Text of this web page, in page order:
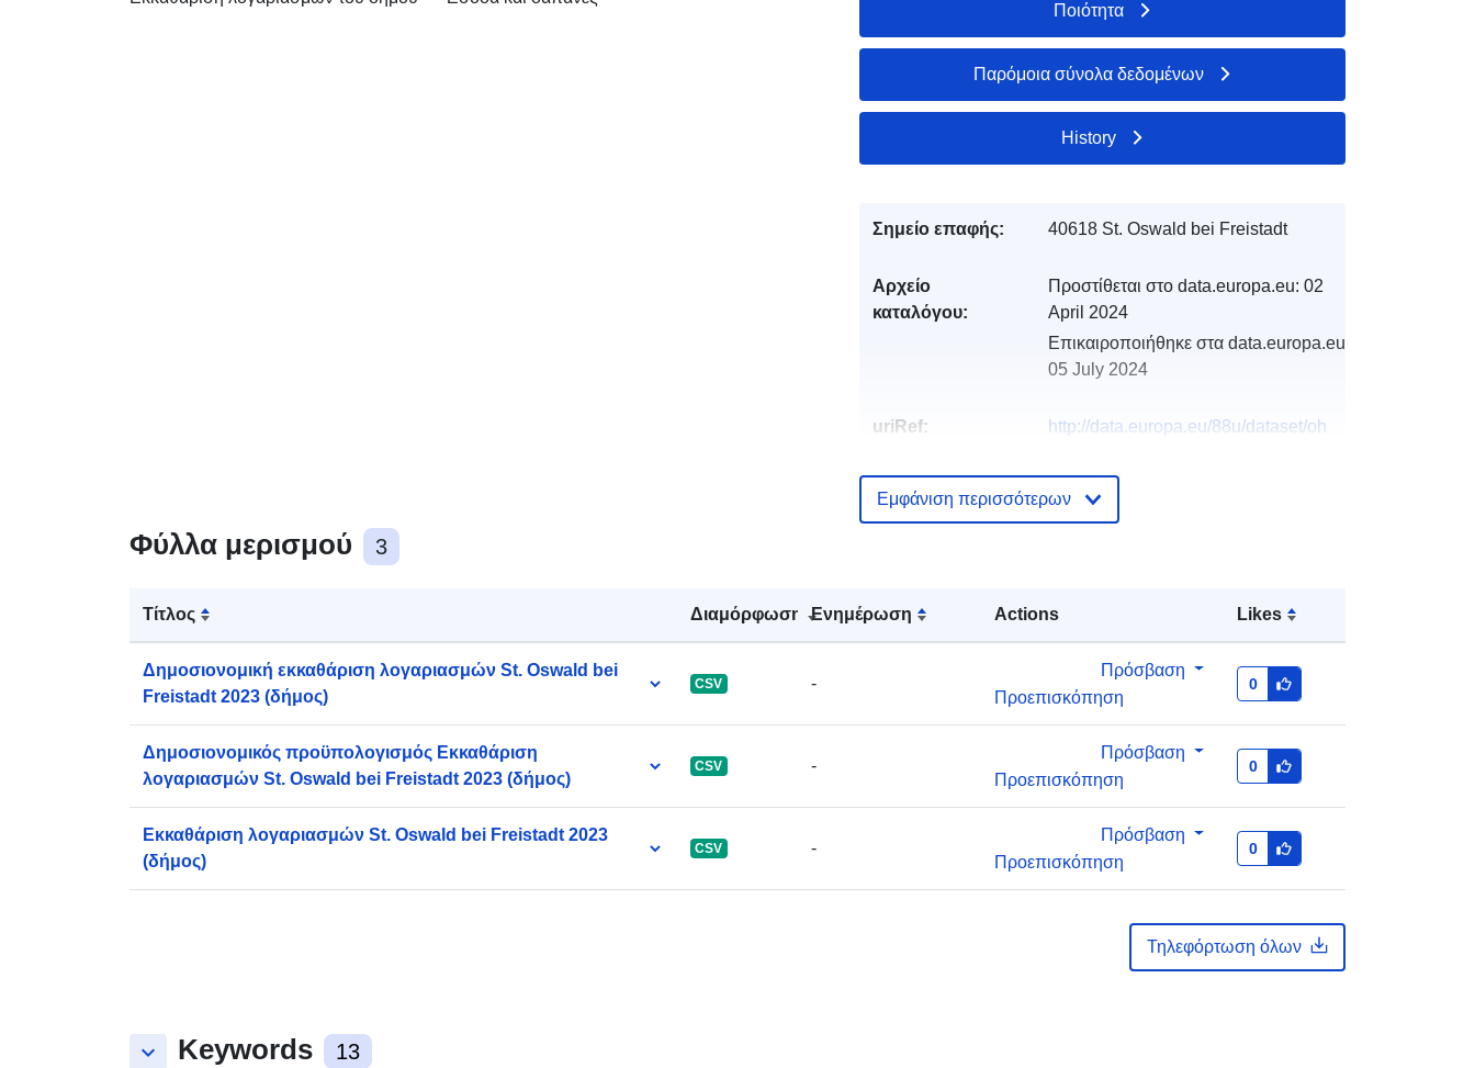
Φύλλα μερισμού 3
Τίτλος Διαμόρφωση Ενημέρωση Actions Likes
Δημοσιονομική εκκαθάριση λογαριασμών St. Oswald bei
Freistadt 2023 (δήμος)
CSV -
Πρόσβαση
Προεπισκόπηση
0
Δημοσιονομικός προϋπολογισμός Εκκαθάριση
λογαριασμών St. Oswald bei Freistadt 2023 (δήμος)
CSV -
Πρόσβαση
Προεπισκόπηση
0
Εκκαθάριση λογαριασμών St. Oswald bei Freistadt 2023
(δήμος)
CSV -
Πρόσβαση
Προεπισκόπηση
0
Τηλεφόρτωση όλων
keyboard_arrow_down Keywords 13
Ποιότητα
Παρόμοια σύνολα δεδομένων
History
Σημείο επαφής: 40618 St. Oswald bei Freistadt
Αρχείο
καταλόγου:
Προστίθεται στο data.europa.eu: 02
April 2024
Επικαιροποιήθηκε στα data.europa.eu:
05 July 2024
uriRef:
http://data.europa.eu/88u/dataset/oh
bei-freistadt-2023-gemeinde
Εμφάνιση περισσότερων